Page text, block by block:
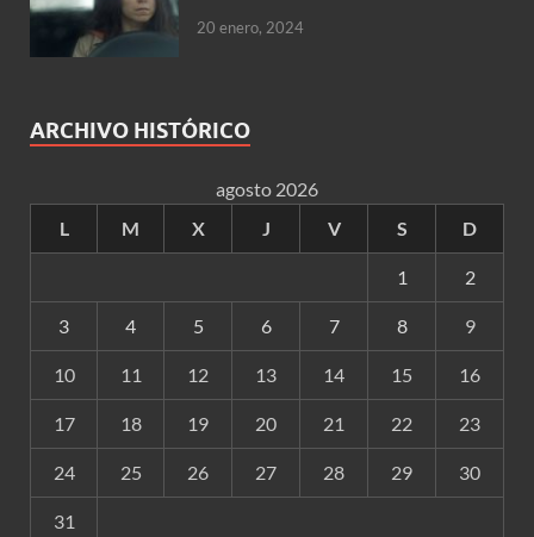
20 enero, 2024
ARCHIVO HISTÓRICO
agosto 2026
L
M X J V S D
1 2
3 4 5 6 7 8 9
10 11 12 13 14 15 16
17 18 19 20 21 22 23
24 25 26 27 28 29 30
31